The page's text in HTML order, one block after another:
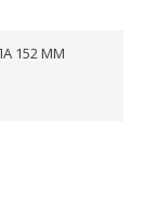
152 ММ